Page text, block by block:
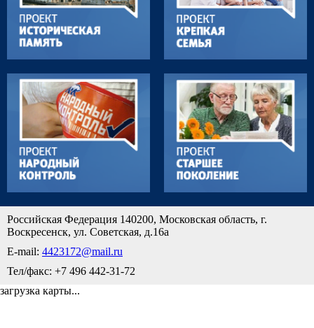
Российская Федерация 140200, Московская область, г.
Воскресенск, ул. Советская, д.16а
E-mail: 4423172@mail.ru
Тел/факс: +7 496 442-31-72
загрузка карты...